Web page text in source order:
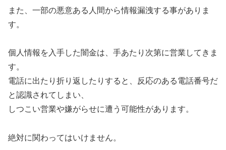
また、一部の悪意ある人間から情報漏洩する事がありま
す。
個人情報を入手した闇金は、手あたり次第に営業してきま
す。
電話に出たり折り返したりすると、反応のある電話番号だ
と認識されてしまい、
しつこい営業や嫌がらせに遭う可能性があります。
絶対に関わってはいけません。